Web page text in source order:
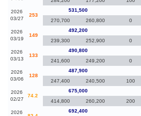
2026
03/27
253
531,500
270,700
260,800 0
2026
03/19
149
492,200
239,300
252,900 0
2026
03/13
133
490,800
241,600
249,200 0
2026
03/06
128
487,900
247,400
240,500 100
2026
02/27
74.2
675,000
414,800
260,200 200
2026 692,400